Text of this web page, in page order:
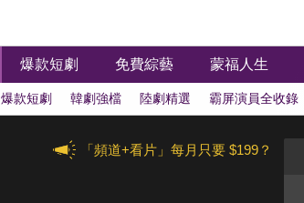
爆款短劇 免費綜藝 蒙福人生
爆款短劇 韓劇強檔 陸劇精選 霸屏演員全收錄
「頻道+看片」每月只要 $199？